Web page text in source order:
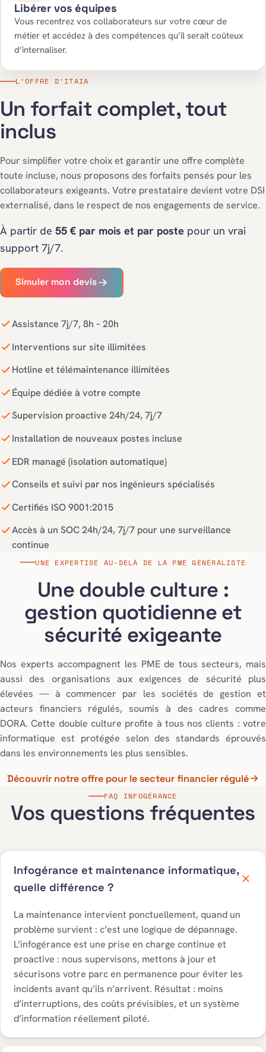
Libérer vos équipes
Vous recentrez vos collaborateurs sur votre cœur de
métier et accédez à des compétences qu’il serait coûteux
d’internaliser.
L’OFFRE D’ITAIA
Un forfait complet, tout
inclus
Pour simplifier votre choix et garantir une offre complète
toute incluse, nous proposons des forfaits pensés pour les
collaborateurs exigeants. Votre prestataire devient votre DSI
externalisé, dans le respect de nos engagements de service.
À partir de 55 € par mois et par poste pour un vrai
support 7j/7.
Simuler mon devis
Assistance 7j/7, 8h – 20h
Interventions sur site illimitées
Hotline et télémaintenance illimitées
Équipe dédiée à votre compte
Supervision proactive 24h/24, 7j/7
Installation de nouveaux postes incluse
EDR managé (isolation automatique)
Conseils et suivi par nos ingénieurs spécialisés
Certifiés ISO 9001:2015
Accès à un SOC 24h/24, 7j/7 pour une surveillance
continue
UNE EXPERTISE AU-DELÀ DE LA PME GÉNÉRALISTE
Une double culture :
gestion quotidienne et
sécurité exigeante
Nos experts accompagnent les PME de tous secteurs, mais
aussi des organisations aux exigences de sécurité plus
élevées — à commencer par les sociétés de gestion et
acteurs financiers régulés, soumis à des cadres comme
DORA. Cette double culture profite à tous nos clients : votre
informatique est protégée selon des standards éprouvés
dans les environnements les plus sensibles.
Découvrir notre offre pour le secteur financier régulé
FAQ INFOGÉRANCE
Vos questions fréquentes
Infogérance et maintenance informatique,
quelle différence ?
La maintenance intervient ponctuellement, quand un
problème survient : c’est une logique de dépannage.
L’infogérance est une prise en charge continue et
proactive : nous supervisons, mettons à jour et
sécurisons votre parc en permanence pour éviter les
incidents avant qu’ils n’arrivent. Résultat : moins
d’interruptions, des coûts prévisibles, et un système
d’information réellement piloté.